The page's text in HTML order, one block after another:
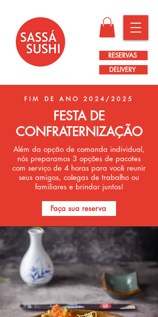
RESERVAS
DELIVERY
FIM DE ANO 2024/2025
FESTA DE
CONFRATERNIZAÇÃO
Além da opção de comanda individual,
nós preparamos 3 opções de pacotes
com serviço de 4 horas para você reunir
seus amigos, colegas de trabalho ou
familiares e brindar juntos!
Faça sua reserva